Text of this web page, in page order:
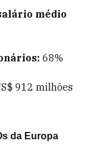
médio
68%
912 milhões
da Europa